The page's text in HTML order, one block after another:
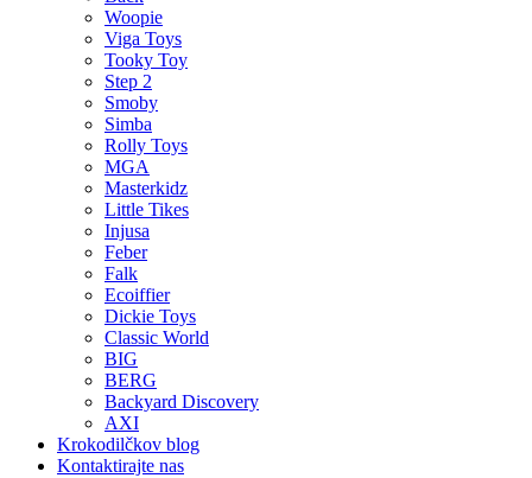
Woopie
Viga Toys
Tooky Toy
Step 2
Smoby
Simba
Rolly Toys
MGA
Masterkidz
Little Tikes
Injusa
Feber
Falk
Ecoiffier
Dickie Toys
Classic World
BIG
BERG
Backyard Discovery
AXI
Krokodilčkov blog
Kontaktirajte nas